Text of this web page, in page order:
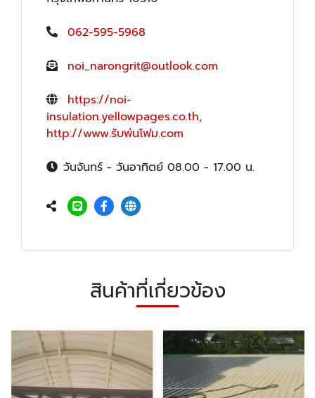
062-595-5968
noi_narongrit@outlook.com
https://noi-
insulation.yellowpages.co.th,
http://www.รับพ่นโฟม.com
วันจันทร์ - วันอาทิตย์ 08.00 - 17.00 น.
สินค้าที่เกี่ยวข้อง